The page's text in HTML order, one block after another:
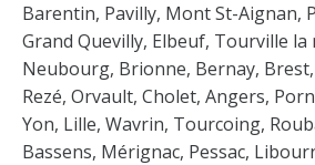
Barentin, Pavilly, Mont St-Aignan,
Grand Quevilly, Elbeuf, Tourville la
Neubourg, Brionne, Bernay,
Rezé, Orvault, Cholet, Angers,
Yon, Lille, Wavrin, Tourcoing,
Bassens, Mérignac, Pessac,